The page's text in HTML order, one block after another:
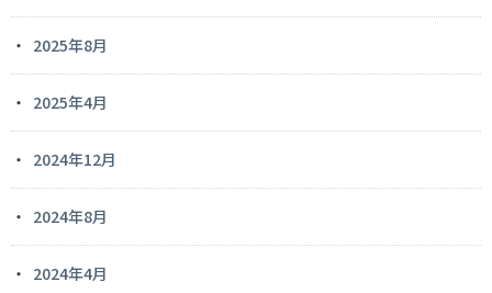
2025年8月
2025年4月
2024年12月
2024年8月
2024年4月